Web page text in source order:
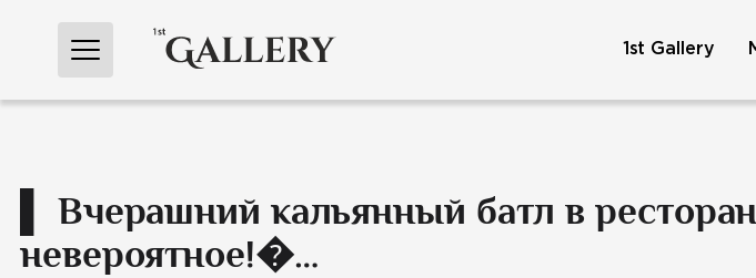
▌ Вчерашний кальянный батл в
невероятное!�…
1st Gallery